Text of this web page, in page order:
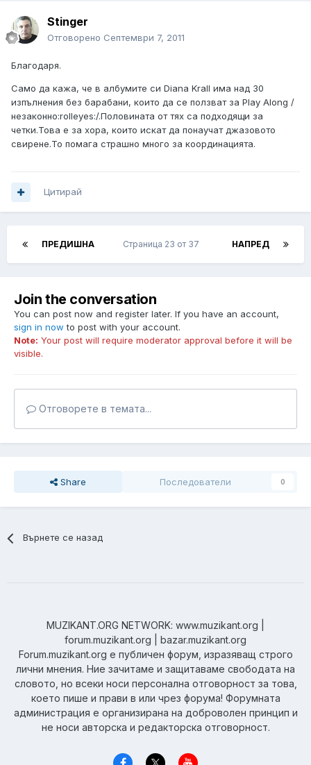
Stinger
Отговорено Септември 7, 2011
Благодаря.
Само да кажа, че в албумите си Diana Krall има над 30
изпълнения без барабани, които да се ползват за Play Along /
незаконно:rolleyes:/.Половината от тях са подходящи за
четки.Това е за хора, които искат да понаучат джазовото
свирене.То помага страшно много за координацията.
Цитирай
ПРЕДИШНА НАПРЕД
Страница 23 от 37
Join the conversation
You can post now and register later. If you have an account,
sign in now to post with your account.
Note: Your post will require moderator approval before it will be
visible.
Отговорете в темата...
Share Последователи 0
Върнете се назад
MUZIKANT.ORG NETWORK: www.muzikant.org |
forum.muzikant.org | bazar.muzikant.org
Forum.muzikant.org е публичен форум, изразяващ строго
лични мнения. Ние зачитаме и защитаваме свободата на
словото, но всеки носи персонална отговорност за това,
което пише и прави в или чрез форума! Форумната
администрация е организирана на доброволен принцип и
не носи авторска и редакторска отговорност.